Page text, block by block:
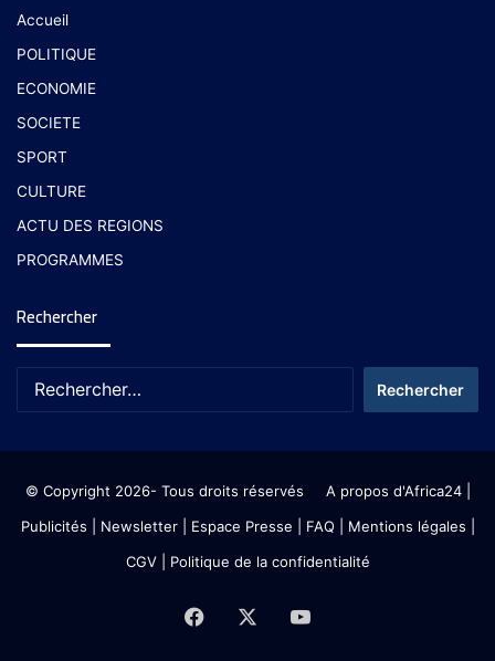
Accueil
POLITIQUE
ECONOMIE
SOCIETE
SPORT
CULTURE
ACTU DES REGIONS
PROGRAMMES
Rechercher
© Copyright 2026- Tous droits réservés A propos d'Africa24|
Publicités
Newsletter| Espace Presse | FAQ | Mentions légales
CGV| Politique de la confidentialité